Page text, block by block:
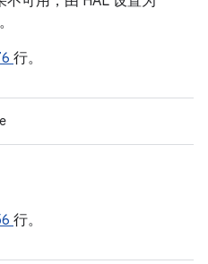
行。
行。